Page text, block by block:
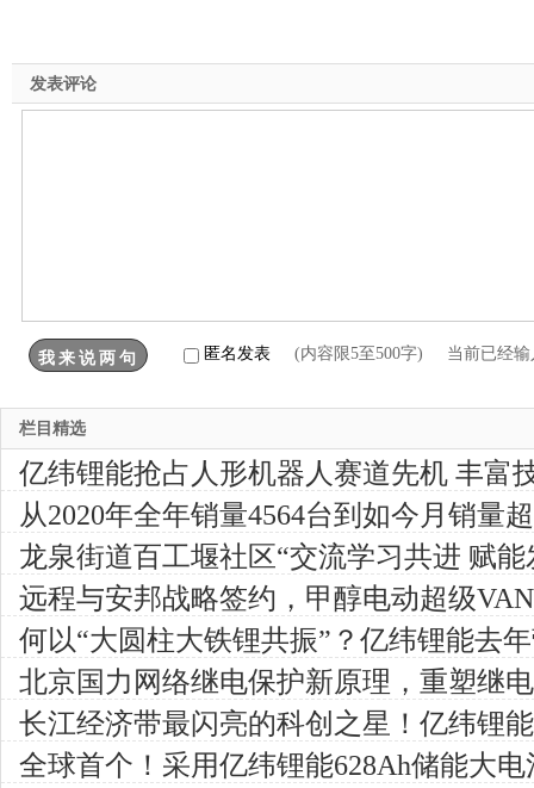
发表评论
匿名发表 (内容限5至500字) 当前已经
栏目精选
亿纬锂能抢占人形机器人赛道先机 丰富
头获得卡位优势
从2020年全年销量4564台到如今月销量
稳健发展引领绿色商用
龙泉街道百工堰社区“交流学习共进 赋
外出参访学习活动
远程与安邦战略签约，甲醇电动超级
何以“大圆柱大铁锂共振”？亿纬锂能去
外，这些更值得关注！
北京国力网络继电保护新原理，重塑继
长江经济带最闪亮的科创之星！亿纬锂
室正式揭牌
全球首个！采用亿纬锂能628Ah储能大